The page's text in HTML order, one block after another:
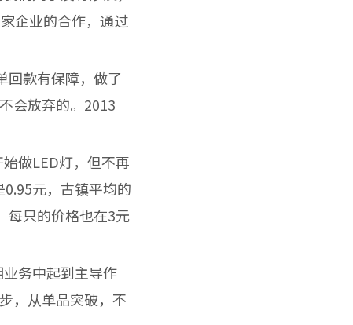
企业的合作，通过
款有保障，做了
会放弃的。2013
做LED灯，但不再
元，古镇平均的
每只的价格也在3元
务中起到主导作
，从单品突破，不